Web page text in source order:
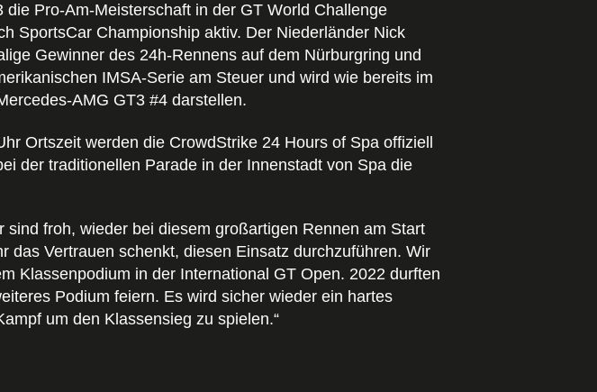
Pro-Am-Meisterschaft in der GT World Challenge
SportsCar Championship aktiv. Der Niederländer Nick
Gewinner des 24h-Rennens auf dem Nürburgring und
IMSA-Serie am Steuer und wird wie bereits im
AMG GT3 #4 darstellen.
Ortszeit werden die CrowdStrike 24 Hours of Spa offiziell
der traditionellen Parade in der Innenstadt von Spa die
sind froh, wieder bei diesem großartigen Rennen am Start
Vertrauen schenkt, diesen Einsatz durchzuführen. Wir
Klassenpodium in der International GT Open. 2022 durften
Podium feiern. Es wird sicher wieder ein hartes
um den Klassensieg zu spielen.“